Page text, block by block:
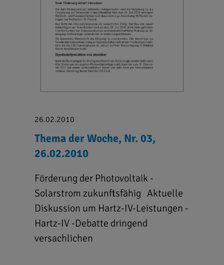
26.02.2010
Thema der Woche, Nr. 03,
26.02.2010
Förderung der Photovoltaik -
Solarstrom zukunftsfähig Aktuelle
Diskussion um Hartz-IV-Leistungen -
Hartz-IV -Debatte dringend
versachlichen